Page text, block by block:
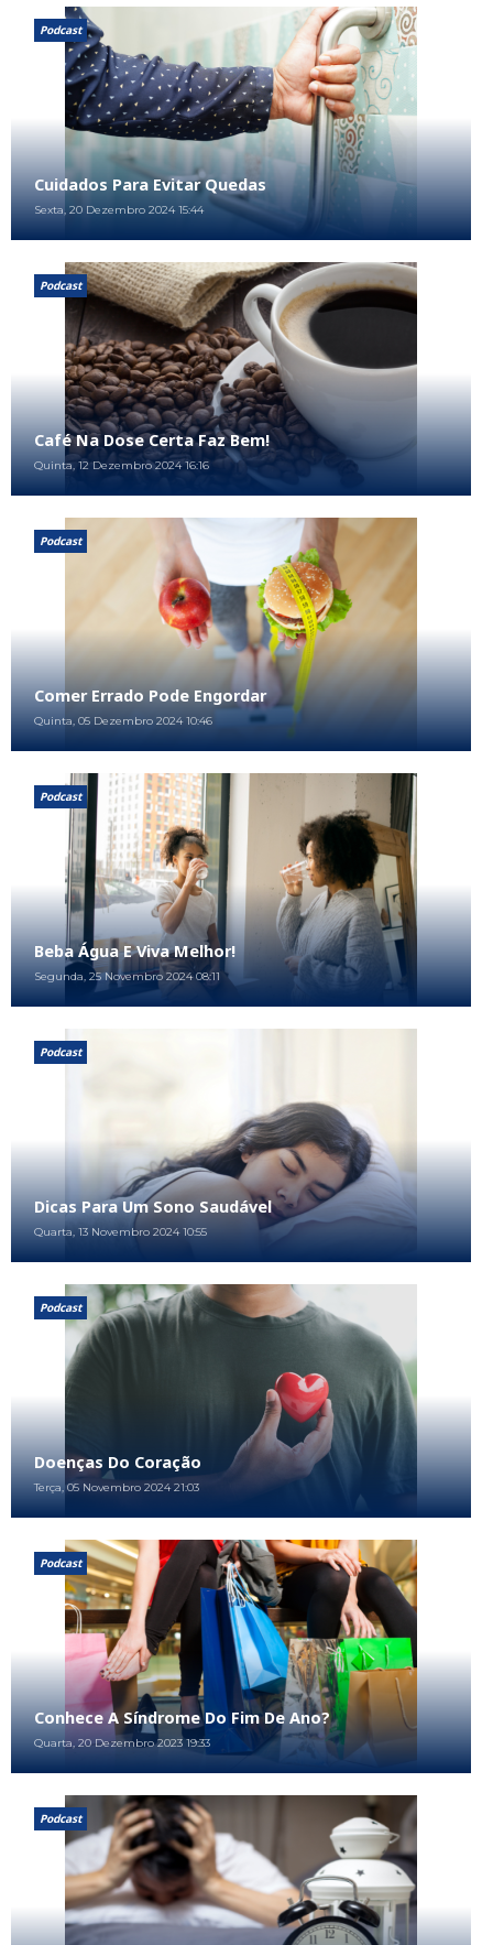
Podcast
Cuidados Para Evitar Quedas
Sexta, 20 Dezembro 2024 15:44
Podcast
Café Na Dose Certa Faz Bem!
Quinta, 12 Dezembro 2024 16:16
Podcast
Comer Errado Pode Engordar
Quinta, 05 Dezembro 2024 10:46
Podcast
Beba Água E Viva Melhor!
Segunda, 25 Novembro 2024 08:11
Podcast
Dicas Para Um Sono Saudável
Quarta, 13 Novembro 2024 10:55
Podcast
Doenças Do Coração
Terça, 05 Novembro 2024 21:03
Podcast
Conhece A Síndrome Do Fim De Ano?
Quarta, 20 Dezembro 2023 19:33
Podcast